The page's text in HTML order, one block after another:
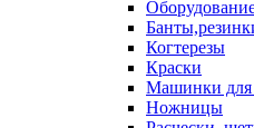
Когтерезы
Краски
Машинки для
Ножницы